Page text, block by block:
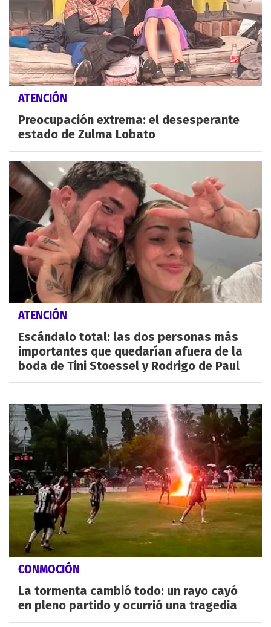
ATENCIÓN
Preocupación extrema: el desesperante
estado de Zulma Lobato
ATENCIÓN
Escándalo total: las dos personas más
importantes que quedarían afuera de la
boda de Tini Stoessel y Rodrigo de Paul
CONMOCIÓN
La tormenta cambió todo: un rayo cayó
en pleno partido y ocurrió una tragedia